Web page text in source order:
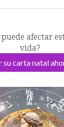
afectar
vida?
su carta natal